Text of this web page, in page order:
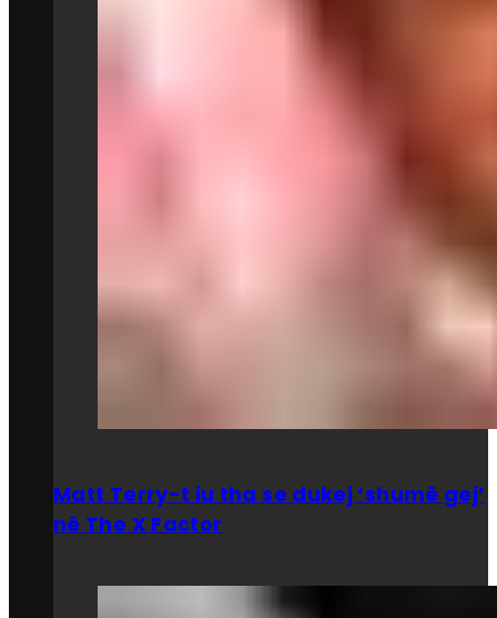
Matt Terry-t iu tha se dukej ‘shumë gej’
në The X Factor